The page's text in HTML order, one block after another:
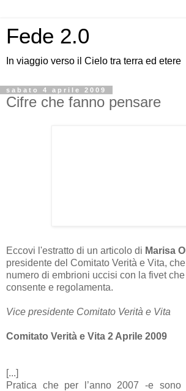
Fede 2.0
In viaggio verso il Cielo tra terra ed etere
sabato 4 aprile 2009
Cifre che fanno pensare
Eccovi l'estratto di un articolo di Marisa
presidente del Comitato Verità e Vita, che
numero di embrioni uccisi con la fivet
consente e regolamenta.
Vice presidente Comitato Verità e Vita
Comitato Verità e Vita 2 Aprile 2009
[...]
Pratica che per l’anno 2007 -e